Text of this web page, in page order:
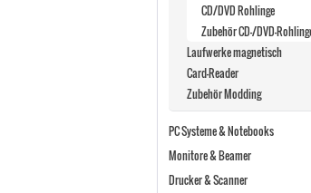
CD/DVD Rohlinge
Zubehör CD-/DVD-
Laufwerke magnetisch
Card-Reader
Zubehör Modding
PC Systeme & Notebooks
Monitore & Beamer
Drucker & Scanner